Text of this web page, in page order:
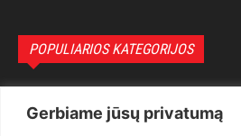
Gerbiame jūsų privatumą
POPULIARIOS KATEGORIJOS